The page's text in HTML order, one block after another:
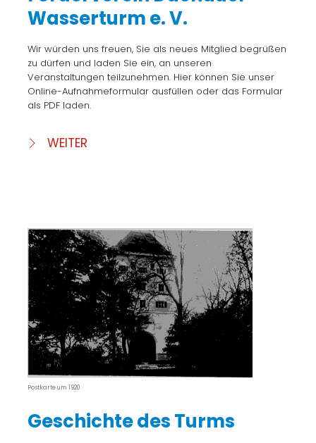
Wasserturm e. V.
Wir würden uns freuen, Sie als neues Mitglied begrüßen
zu dürfen und laden Sie ein, an unseren
Veranstaltungen teilzunehmen. Hier können Sie unser
Online-Aufnahmeformular ausfüllen oder das Formular
als PDF laden.
WEITER
Postkarte um 1920
Geschichte des Turms